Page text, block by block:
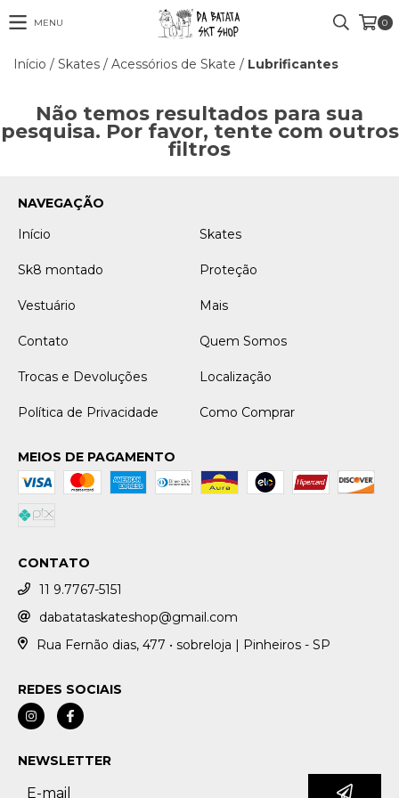
MENU 0
Início / Skates / Acessórios de Skate / Lubrificantes
Não temos resultados para sua
pesquisa. Por favor, tente com outros
filtros
NAVEGAÇÃO
Início
Skates
Sk8 montado Proteção
Vestuário Mais
Contato Quem Somos
Trocas e Devoluções Localização
Política de Privacidade Como Comprar
MEIOS DE PAGAMENTO
CONTATO
11 9.7767-5151
dabatataskateshop@gmail.com
Rua Fernão dias, 477 • sobreloja | Pinheiros - SP
REDES SOCIAIS
NEWSLETTER